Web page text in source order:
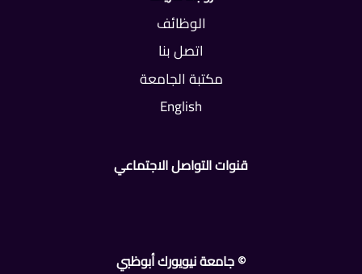
الوظائف
اتصل بنا
مكتبة الجامعة
English
قنوات التواصل الاجتماعي
© جامعة نيويورك أبوظبي